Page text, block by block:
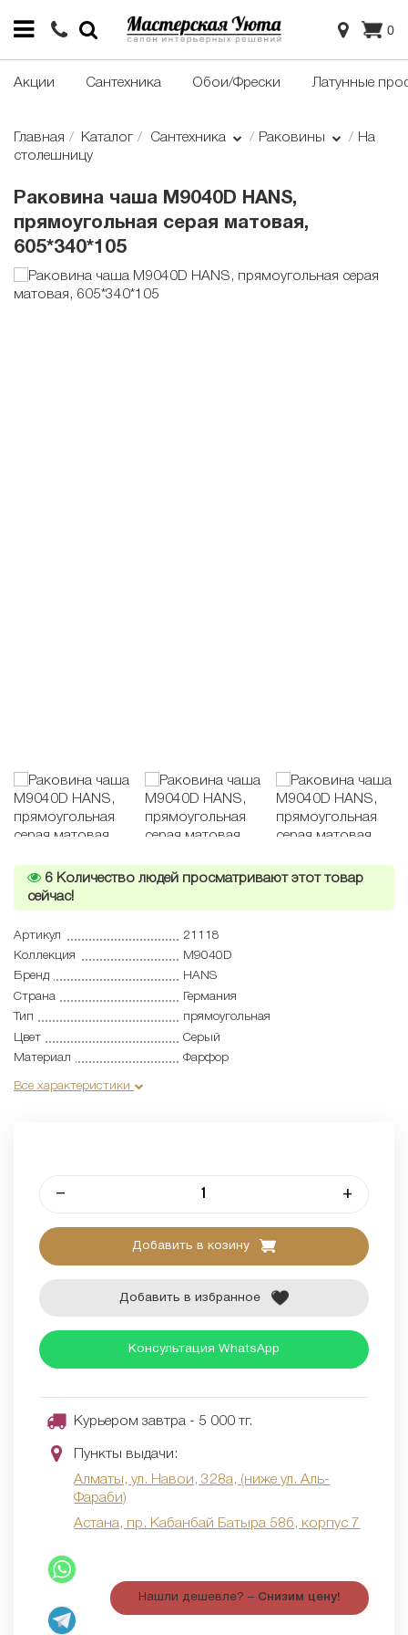
0
Акции Сантехника Обои/Фрески Латунные
Главная Каталог Сантехника Раковины
На
столешницу
Раковина чаша M9040D HANS,
прямоугольная серая матовая,
605*340*105
6 Количество людей просматривают этот товар
сейчас!
Артикул
21118
Коллекция
M9040D
Бренд
HANS
Страна
Германия
Тип
прямоугольная
Цвет
Серый
Материал
Фарфор
Все характеристики
– +
Добавить в козину
Добавить в избранное
Консультация WhatsApp
Курьером завтра - 5 000 тг.
Пункты выдачи:
Алматы, ул. Навои, 328а, (ниже ул. Аль-
Фараби)
Астана, пр. Кабанбай Батыра 58б, корпус 7
Нашли дешевле? – Снизим цену!